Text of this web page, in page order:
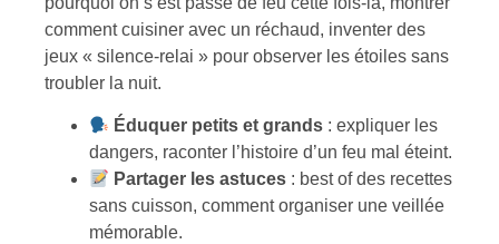
comment cuisiner avec un réchaud, inventer des
jeux « silence-relai » pour observer les étoiles sans
troubler la nuit.
Éduquer petits et grands : expliquer les
dangers, raconter l’histoire d’un feu mal éteint.
Partager les astuces : best of des recettes
sans cuisson, comment organiser une veillée
mémorable.